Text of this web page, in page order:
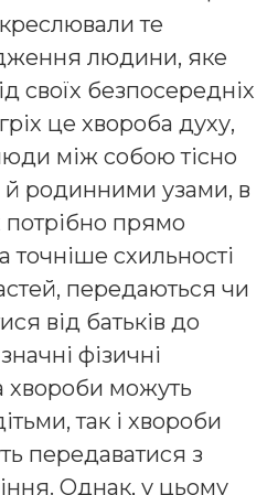
те
людини, яке
своїх безпосередніх
це хвороба духу,
між собою тісно
й родинними узами, в
потрібно прямо
точніше схильності
передаються чи
від батьків до
фізичні
хвороби можуть
так і хвороби
передаватися з
Однак, у цьому